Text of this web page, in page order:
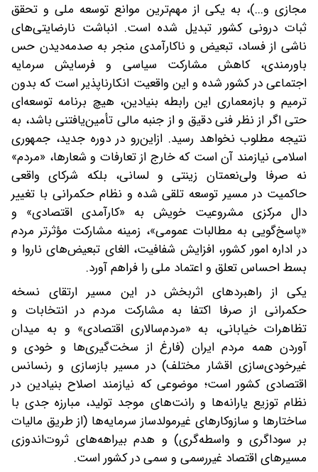
مجازی و...)، به یکی از مهم‌ترین موانع توسعه ملی و تحقق
ثبات درونی کشور تبدیل شده است. انباشت نارضایتی‌های
ناشی از فساد، تبعیض و ناکارآمدی منجر به صدمه‌دیدن حس
باورمندی، کاهش مشارکت سیاسی و فرسایش سرمایه
اجتماعی در کشور شده و این واقعیت انکارناپذیر است که بدون
ترمیم و بازمعماری این رابطه بنیادین، هیچ برنامه توسعه‌‌ای
حتی اگر از نظر فنی دقیق و از جنبه مالی تأمین‌یافتنی باشد، به
نتیجه مطلوب نخواهد رسید. ازاین‌رو در دوره جدید، جمهوری
اسلامی نیازمند آن است که خارج از تعارفات و شعارها، «مردم»
نه صرفا ولی‌نعمتان زینتی و لسانی، بلکه شرکای واقعی
حاکمیت در مسیر توسعه تلقی شده و نظام حکمرانی با تغییر
دال مرکزی مشروعیت خویش به «کارآمدی اقتصادی» و
«پاسخ‌گویی به مطالبات عمومی»، زمینه مشارکت مؤثرتر مردم
در اداره امور کشور، افزایش شفافیت، الغای تبعیض‌های ناروا و
بسط احساس تعلق و اعتماد ملی را فراهم آورد.
یکی از راهبردهای اثربخش در این مسیر ارتقای نسخه
حکمرانی از صرفا اکتفا به مشارکت مردم در انتخابات و
تظاهرات خیابانی، به «مردم‌سالاری اقتصادی» و به میدان
آوردن همه مردم ایران (فارغ از سخت‌گیری‌ها و خودی و
غیرخودی‌سازی اقشار مختلف) در مسیر بازسازی و رنسانس
اقتصادی کشور است؛ موضوعی که نیازمند اصلاح بنیادین در
نظام توزیع یارانه‌ها و رانت‌های موجد تولید، مبارزه جدی با
ساختارها و سازوکارهای غیرمولدساز سرمایه‌ها (از طریق مالیات
بر سوداگری و واسطه‌گری) و هدم بیراهه‌های ثروت‌اندوزی
مسیرهای اقتصاد غیررسمی و سمی در کشور است.